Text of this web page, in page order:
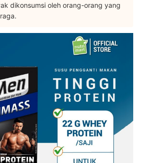
dikonsumsi oleh orang-orang yang